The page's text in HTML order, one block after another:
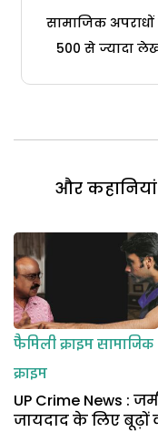
सामाजिक
500 से ज्यादा
और
फैमिली क्राइमसामाजिक
क्राइम
UP Crime News :
जायदाद के लिए बूढ़ों